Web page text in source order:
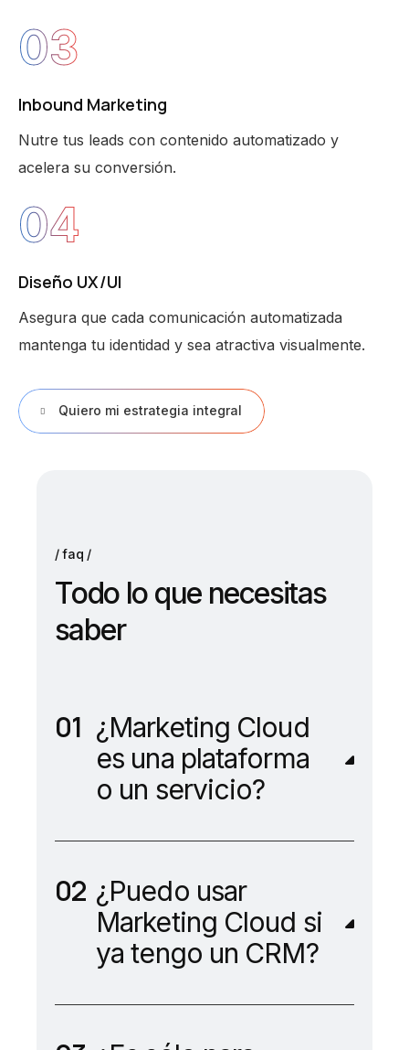
03
Inbound Marketing
Nutre tus leads con contenido automatizado y
acelera su conversión.
04
Diseño UX/UI
Asegura que cada comunicación automatizada
mantenga tu identidad y sea atractiva visualmente.
Quiero mi estrategia integral
faq
Todo lo que necesitas
saber
¿Marketing Cloud
es una plataforma
o un servicio?
¿Puedo usar
Marketing Cloud si
ya tengo un CRM?